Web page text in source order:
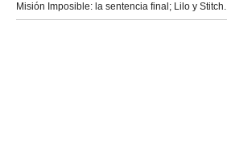
Misión Imposible: la sentencia final; Lilo y Stitch.